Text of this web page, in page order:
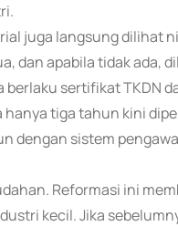
juga langsung dilihat
dan apabila tidak ada,
berlaku sertifikat TKDN
hanya tiga tahun kini
dengan sistem
Reformasi ini
kecil. Jika